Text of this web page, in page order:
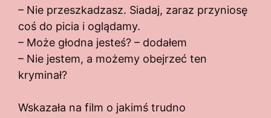
– Nie przeszkadzasz. Siadaj, zaraz przyniosę
coś do picia i oglądamy.
– Może głodna jesteś? – dodałem
– Nie jestem, a możemy obejrzeć ten
kryminał?
Wskazała na film o jakimś trudno